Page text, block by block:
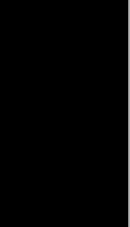
en
película de
diálogos